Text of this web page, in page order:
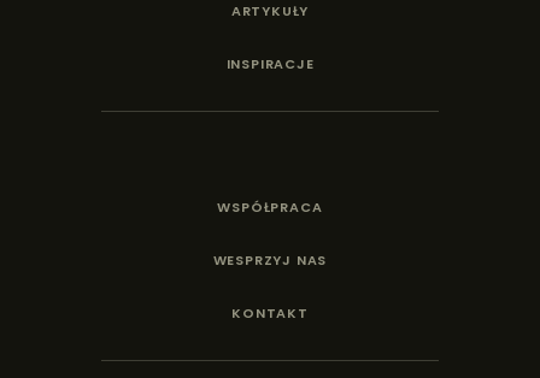
ARTYKUŁY
INSPIRACJE
WSPÓŁPRACA
WESPRZYJ NAS
KONTAKT